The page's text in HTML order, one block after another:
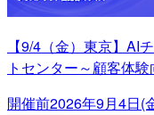
【9/4（金）東京】AI
トセンター～顧客体
開催前2026年9月4日(